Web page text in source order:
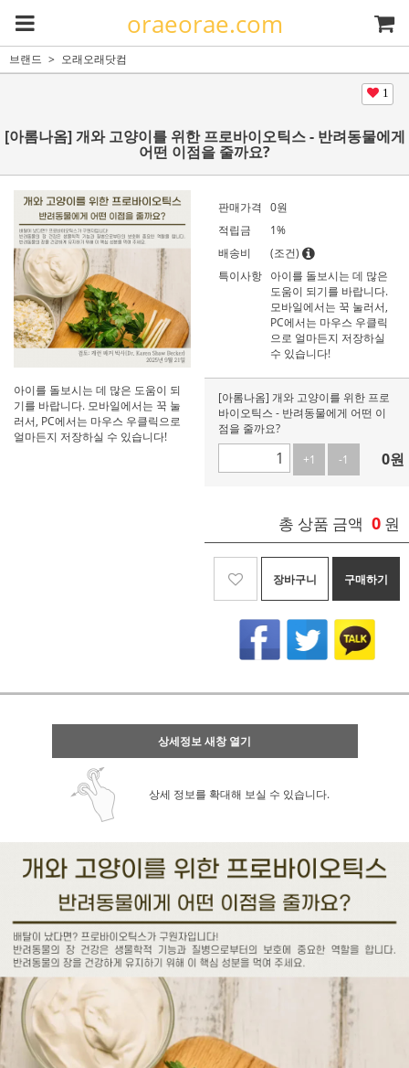
oraeorae.com
브랜드 오래오래닷컴
1
[아롬나옴] 개와 고양이를 위한 프로바이오틱스 - 반려동물에게
어떤 이점을 줄까요?
아이를 돌보시는 데 많은 도움이 되
기를 바랍니다. 모바일에서는 꾹 눌
러서, PC에서는 마우스 우클릭으로
얼마든지 저장하실 수 있습니다!
판매가격 0원
적립금
1%
배송비
(조건)
특이사항 아이를 돌보시는 데 많은
도움이 되기를 바랍니다.
모바일에서는 꾹 눌러서,
PC에서는 마우스 우클릭
으로 얼마든지 저장하실
수 있습니다!
[아롬나옴] 개와 고양이를 위한 프로
바이오틱스 - 반려동물에게 어떤 이
점을 줄까요?
+1
-1 0원
총 상품 금액 0 원
장바구니 구매하기
상세정보 새창 열기
상세 정보를 확대해 보실 수 있습니다.